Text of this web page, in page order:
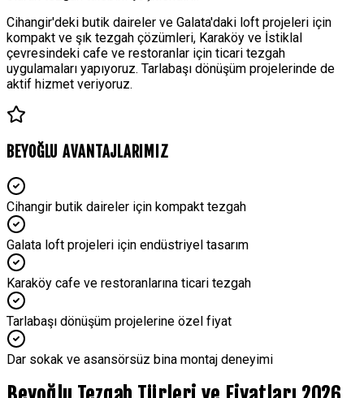
Cihangir'deki butik daireler ve Galata'daki loft projeleri için
kompakt ve şık tezgah çözümleri, Karaköy ve İstiklal
çevresindeki cafe ve restoranlar için ticari tezgah
uygulamaları yapıyoruz. Tarlabaşı dönüşüm projelerinde de
aktif hizmet veriyoruz.
BEYOĞLU AVANTAJLARIMIZ
Cihangir butik daireler için kompakt tezgah
Galata loft projeleri için endüstriyel tasarım
Karaköy cafe ve restoranlarına ticari tezgah
Tarlabaşı dönüşüm projelerine özel fiyat
Dar sokak ve asansörsüz bina montaj deneyimi